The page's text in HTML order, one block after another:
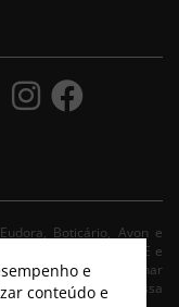
Boticário, Avon e
PE, Abreu e Lima/PE e
navegar, selecionar
Consulte nossa
e
conteúdo e